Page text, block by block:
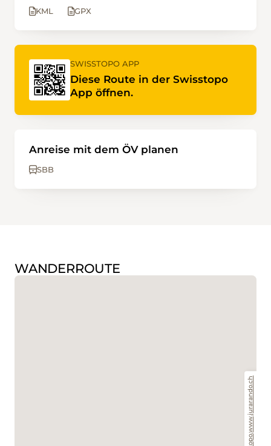
KML GPX
SWISSTOPO APP
Diese Route in der Swisstopo
App öffnen.
Anreise mit dem ÖV planen
SBB
WANDERROUTE
,
www.jurarando.ch